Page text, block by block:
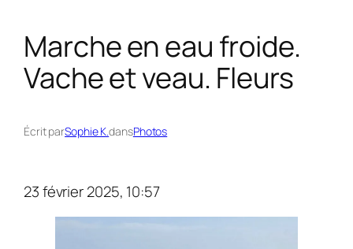
Marche en eau froide.
Vache et veau. Fleurs
Écrit parSophie K.dansPhotos
23 février 2025, 10:57